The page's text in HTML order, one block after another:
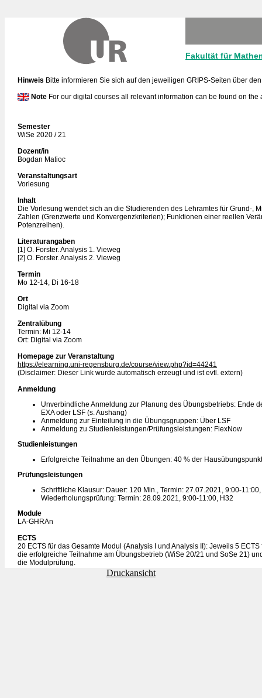
Fakultät für
Hinweis Bitte informieren Sie sich auf den jeweiligen GRIPS-Seiten über
Note For our digital courses all relevant information can be found on the
Semester
WiSe 2020 / 21
Dozent/in
Bogdan Matioc
Veranstaltungsart
Vorlesung
Inhalt
Die Vorlesung wendet sich an die Studierenden des Lehramtes für Grund-,
Zahlen (Grenzwerte und Konvergenzkriterien); Funktionen einer reellen
Potenzreihen).
Literaturangaben
[1] O. Forster. Analysis 1. Vieweg
[2] O. Forster. Analysis 2. Vieweg
Termin
Mo 12-14, Di 16-18
Ort
Digital via Zoom
Zentralübung
Termin: Mi 12-14
Ort: Digital via Zoom
Homepage zur Veranstaltung
https://elearning.uni-regensburg.de/course/view.php?id=44241
(Disclaimer: Dieser Link wurde automatisch erzeugt und ist evtl. extern)
Anmeldung
Unverbindliche Anmeldung zur Planung des Übungsbetriebs: Ende
EXA oder LSF (s. Aushang)
Anmeldung zur Einteilung in die Übungsgruppen: Über LSF
Anmeldung zu Studienleistungen/Prüfungsleistungen: FlexNow
Studienleistungen
Erfolgreiche Teilnahme an den Übungen: 40 % der
Prüfungsleistungen
Schriftliche Klausur: Dauer: 120 Min., Termin: 27.07.2021, 9:00-
Wiederholungsprüfung: Termin: 28.09.2021, 9:00-11:00, H32
Module
LA-GHRAn
ECTS
20 ECTS für das Gesamte Modul (Analysis I und Analysis II): Jeweils 5 ECTS
die erfolgreiche Teilnahme am Übungsbetrieb (WiSe 20/21 und SoSe 21)
die Modulprüfung.
Druckansicht